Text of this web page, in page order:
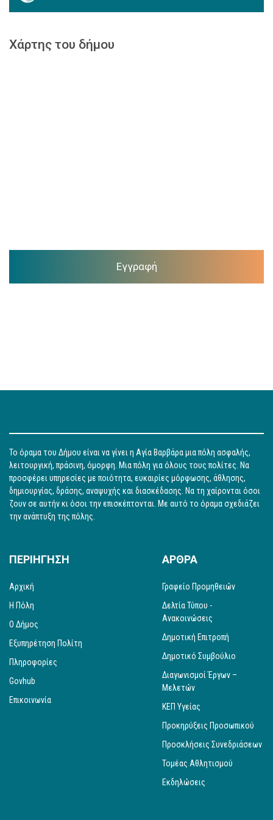
Χάρτης του δήμου
Εγγραφή
Το όραμα του Δήμου είναι να γίνει η Αγία Βαρβάρα μια πόλη ασφαλής,
λειτουργική, πράσινη, όμορφη. Μια πόλη για όλους τους πολίτες. Να
προσφέρει υπηρεσίες με ποιότητα, ευκαιρίες μόρφωσης, άθλησης,
δημιουργίας, δράσης, αναψυχής και διασκέδασης. Να τη χαίρονται όσοι
ζουν σε αυτήν κι όσοι την επισκέπτονται. Με αυτό το όραμα σχεδιάζει
την ανάπτυξη της πόλης.
ΠΕΡΙΗΓΗΣΗ
Αρχική
Η Πόλη
Ο Δήμος
Εξυπηρέτηση Πολίτη
Πληροφορίες
Govhub
Επικοινωνία
ΑΡΘΡΑ
Γραφείο Προμηθειών
Δελτία Τύπου -
Ανακοινώσεις
Δημοτική Επιτροπή
Δημοτικό Συμβούλιο
Διαγωνισμοί Έργων –
Μελετών
ΚΕΠ Υγείας
Προκηρύξεις Προσωπικού
Προσκλήσεις Συνεδριάσεων
Τομέας Αθλητισμού
Εκδηλώσεις